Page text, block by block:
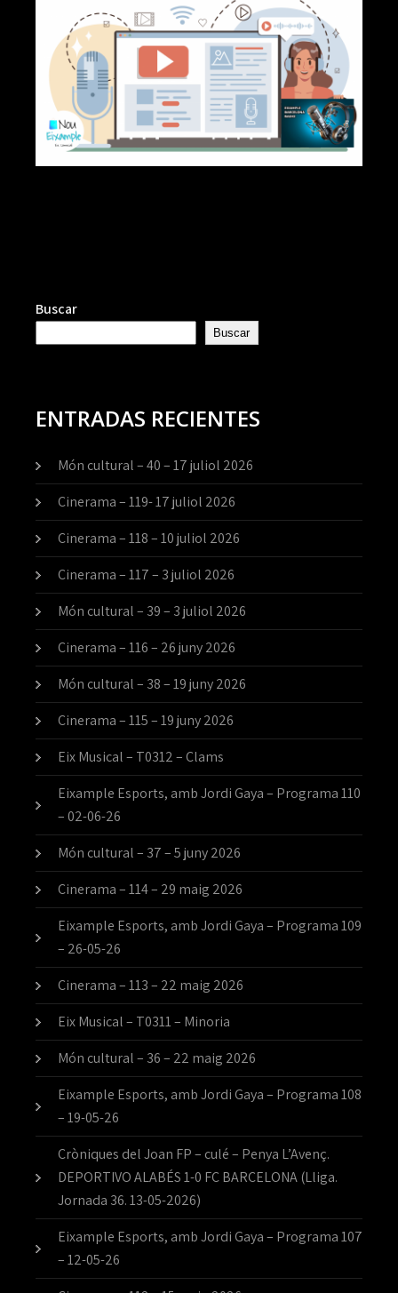
Buscar
Buscar
ENTRADAS RECIENTES
Món cultural – 40 – 17 juliol 2026
Cinerama – 119- 17 juliol 2026
Cinerama – 118 – 10 juliol 2026
Cinerama – 117 – 3 juliol 2026
Món cultural – 39 – 3 juliol 2026
Cinerama – 116 – 26 juny 2026
Món cultural – 38 – 19 juny 2026
Cinerama – 115 – 19 juny 2026
Eix Musical – T0312 – Clams
Eixample Esports, amb Jordi Gaya – Programa 110
– 02-06-26
Món cultural – 37 – 5 juny 2026
Cinerama – 114 – 29 maig 2026
Eixample Esports, amb Jordi Gaya – Programa 109
– 26-05-26
Cinerama – 113 – 22 maig 2026
Eix Musical – T0311 – Minoria
Món cultural – 36 – 22 maig 2026
Eixample Esports, amb Jordi Gaya – Programa 108
– 19-05-26
Cròniques del Joan FP – culé – Penya L’Avenç.
DEPORTIVO ALABÉS 1-0 FC BARCELONA (Lliga.
Jornada 36. 13-05-2026)
Eixample Esports, amb Jordi Gaya – Programa 107
– 12-05-26